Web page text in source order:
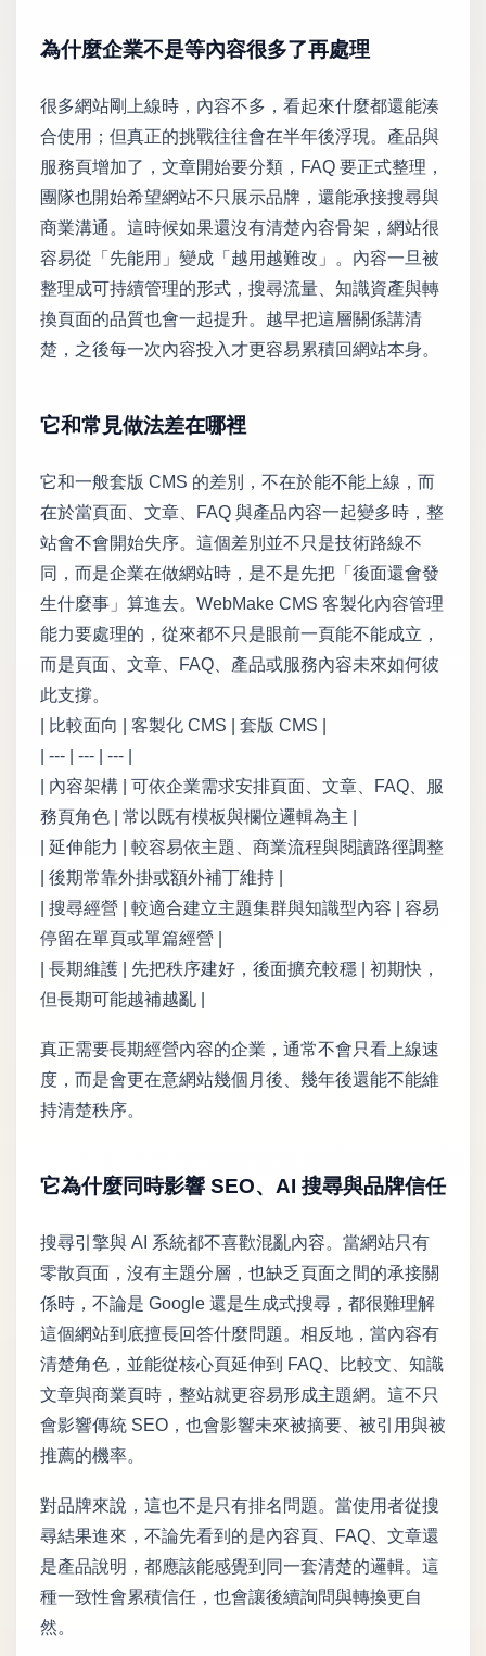
為什麼企業不是等內容很多了再處理
很多網站剛上線時，內容不多，看起來什麼都還能湊
合使用；但真正的挑戰往往會在半年後浮現。產品與
服務頁增加了，文章開始要分類，FAQ 要正式整理，
團隊也開始希望網站不只展示品牌，還能承接搜尋與
商業溝通。這時候如果還沒有清楚內容骨架，網站很
容易從「先能用」變成「越用越難改」。內容一旦被
整理成可持續管理的形式，搜尋流量、知識資產與轉
換頁面的品質也會一起提升。越早把這層關係講清
楚，之後每一次內容投入才更容易累積回網站本身。
它和常見做法差在哪裡
它和一般套版 CMS 的差別，不在於能不能上線，而
在於當頁面、文章、FAQ 與產品內容一起變多時，整
站會不會開始失序。這個差別並不只是技術路線不
同，而是企業在做網站時，是不是先把「後面還會發
生什麼事」算進去。WebMake CMS 客製化內容管理
能力要處理的，從來都不只是眼前一頁能不能成立，
而是頁面、文章、FAQ、產品或服務內容未來如何彼
此支撐。
| 比較面向 | 客製化 CMS | 套版 CMS |
| --- | --- | --- |
| 內容架構 | 可依企業需求安排頁面、文章、FAQ、服
務頁角色 | 常以既有模板與欄位邏輯為主 |
| 延伸能力 | 較容易依主題、商業流程與閱讀路徑調整
| 後期常靠外掛或額外補丁維持 |
| 搜尋經營 | 較適合建立主題集群與知識型內容 | 容易
停留在單頁或單篇經營 |
| 長期維護 | 先把秩序建好，後面擴充較穩 | 初期快，
但長期可能越補越亂 |
真正需要長期經營內容的企業，通常不會只看上線速
度，而是會更在意網站幾個月後、幾年後還能不能維
持清楚秩序。
它為什麼同時影響 SEO、AI 搜尋與品牌信任
搜尋引擎與 AI 系統都不喜歡混亂內容。當網站只有
零散頁面，沒有主題分層，也缺乏頁面之間的承接關
係時，不論是 Google 還是生成式搜尋，都很難理解
這個網站到底擅長回答什麼問題。相反地，當內容有
清楚角色，並能從核心頁延伸到 FAQ、比較文、知識
文章與商業頁時，整站就更容易形成主題網。這不只
會影響傳統 SEO，也會影響未來被摘要、被引用與被
推薦的機率。
對品牌來說，這也不是只有排名問題。當使用者從搜
尋結果進來，不論先看到的是內容頁、FAQ、文章還
是產品說明，都應該能感覺到同一套清楚的邏輯。這
種一致性會累積信任，也會讓後續詢問與轉換更自
然。